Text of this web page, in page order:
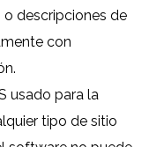
descripciones de
con
usado para la
tipo de sitio